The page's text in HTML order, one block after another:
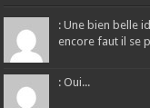
: Une bien belle
encore faut il se
: Oui...